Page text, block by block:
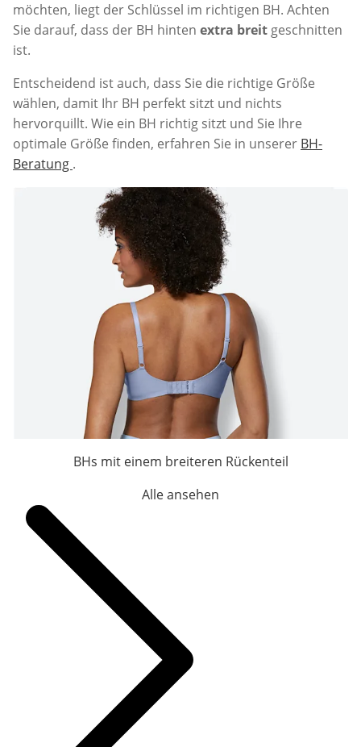
möchten, liegt der Schlüssel im richtigen BH. Achten
Sie darauf, dass der BH hinten extra breit geschnitten
ist.
Entscheidend ist auch, dass Sie die richtige Größe
wählen, damit Ihr BH perfekt sitzt und nichts
hervorquillt. Wie ein BH richtig sitzt und Sie Ihre
optimale Größe finden, erfahren Sie in unserer BH-
Beratung .
BHs mit einem breiteren Rückenteil
Alle ansehen